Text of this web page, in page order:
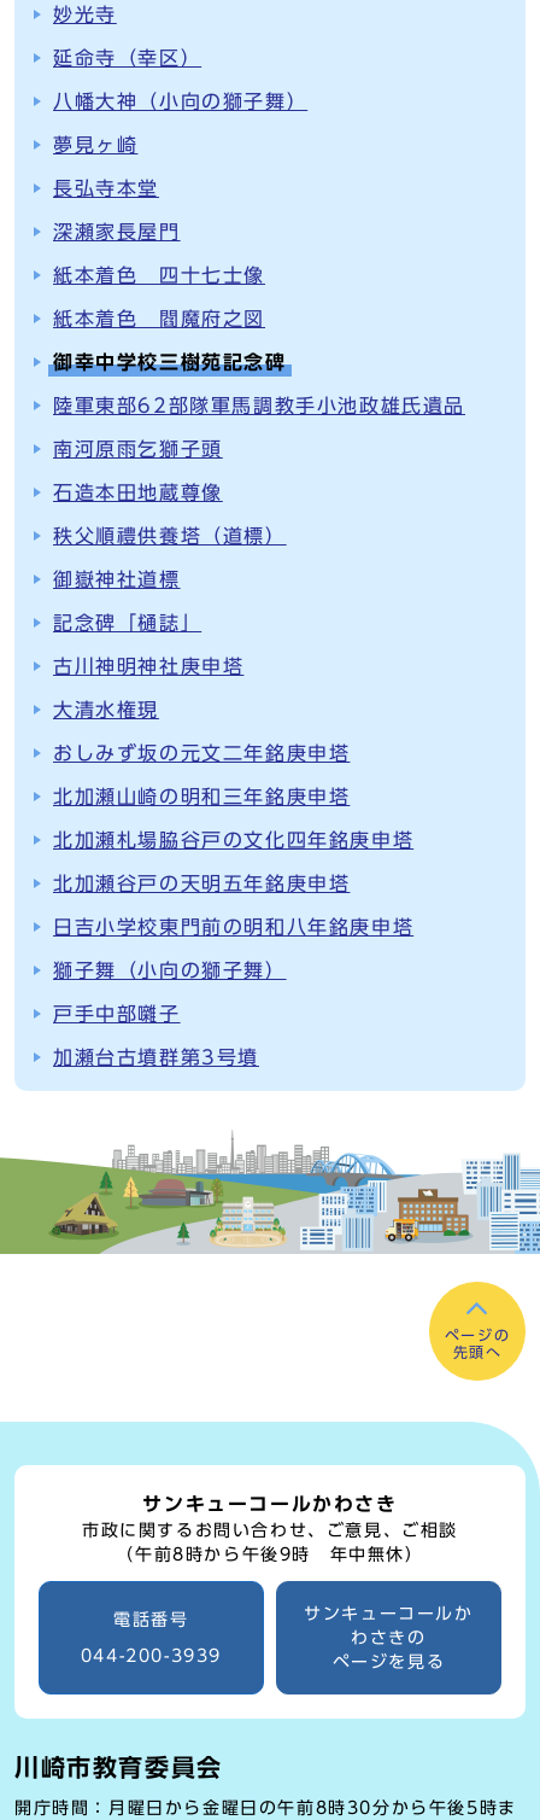
妙光寺
延命寺（幸区）
八幡大神（小向の獅子舞）
夢見ヶ崎
長弘寺本堂
深瀬家長屋門
紙本着色 四十七士像
紙本着色 閻魔府之図
御幸中学校三樹苑記念碑
陸軍東部62部隊軍馬調教手小池政雄氏遺品
南河原雨乞獅子頭
石造本田地蔵尊像
秩父順禮供養塔（道標）
御嶽神社道標
記念碑「樋誌」
古川神明神社庚申塔
大清水権現
おしみず坂の元文二年銘庚申塔
北加瀬山崎の明和三年銘庚申塔
北加瀬札場脇谷戸の文化四年銘庚申塔
北加瀬谷戸の天明五年銘庚申塔
日吉小学校東門前の明和八年銘庚申塔
獅子舞（小向の獅子舞）
戸手中部囃子
加瀬台古墳群第3号墳
ページの
先頭へ
サンキューコールかわさき
市政に関するお問い合わせ、ご意見、ご相談
（午前8時から午後9時 年中無休）
電話番号
044-200-3939
サンキューコールか
わさきの
ページを見る
川崎市教育委員会
開庁時間：月曜日から金曜日の午前8時30分から午後5時ま